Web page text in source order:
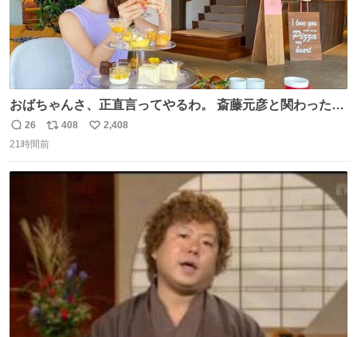
おばちゃんさ、正直言ってやるわ。 斎藤元彦と関わった事
でアンタはこれか先キラキラ輝けないんよ、残念ながら。
#折田楓 #merchu
返
信
26
リ
ポ
408
い
2,408
21時間前